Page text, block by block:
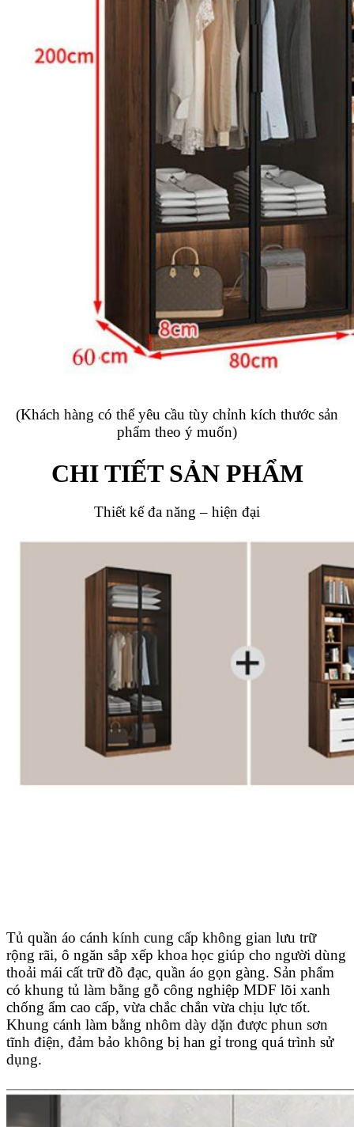
(Khách hàng có thể yêu cầu tùy chỉnh kích thước sản
phẩm theo ý muốn)
CHI TIẾT SẢN PHẨM
Thiết kế đa năng – hiện đại
Tủ quần áo cánh kính cung cấp không gian lưu trữ
rộng rãi, ô ngăn sắp xếp khoa học giúp cho người dùng
thoải mái cất trữ đồ đạc, quần áo gọn gàng. Sản phẩm
có khung tủ làm bằng gỗ công nghiệp MDF lõi xanh
chống ẩm cao cấp, vừa chắc chắn vừa chịu lực tốt.
Khung cánh làm bằng nhôm dày dặn được phun sơn
tĩnh điện, đảm bảo không bị han gỉ trong quá trình sử
dụng.